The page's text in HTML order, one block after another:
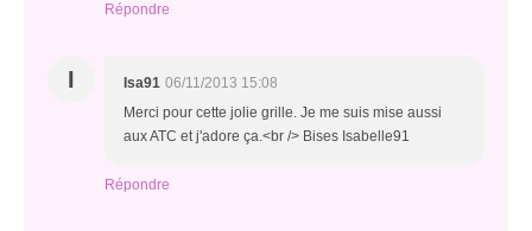
Répondre
I Isa91 06/11/2013 15:08
Merci pour cette jolie grille. Je me suis mise aussi
aux ATC et j'adore ça.<br /> Bises Isabelle91
Répondre